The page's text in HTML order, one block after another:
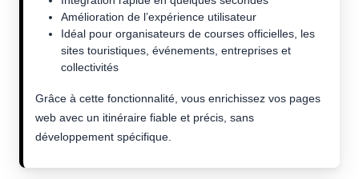
Amélioration de l’expérience utilisateur
Idéal pour organisateurs de courses officielles, les
sites touristiques, événements, entreprises et
collectivités
Grâce à cette fonctionnalité, vous enrichissez vos pages
web avec un itinéraire fiable et précis, sans
développement spécifique.